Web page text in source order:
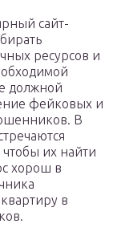
сайт-
ресурсов и
должной
фейковых и
В
их найти
хорош в
в